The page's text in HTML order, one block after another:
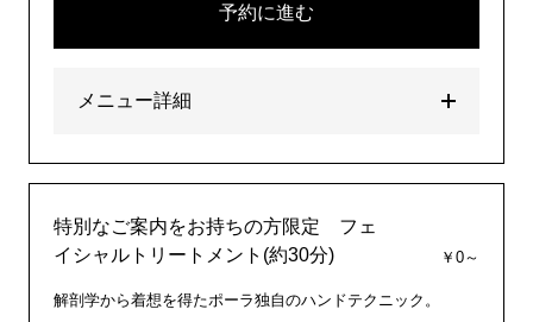
予約に進む
メニュー詳細
特別なご案内をお持ちの方限定 フェ
イシャルトリートメント(約30分)
￥0～
解剖学から着想を得たポーラ独自のハンドテクニック。